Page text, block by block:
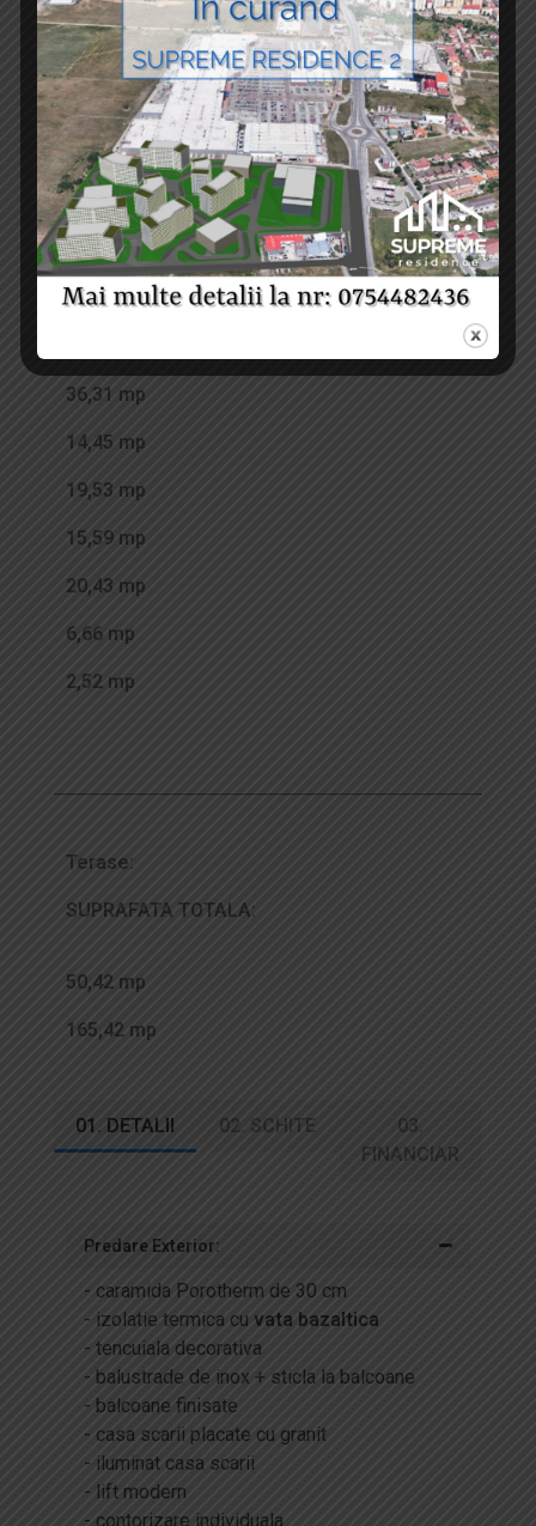
Dormitor 1:
Dormitor 2:
Dormitor 3:
Bucatarie:
Baie 1:
Baie 2:
36,31 mp
14,45 mp
19,53 mp
15,59 mp
20,43 mp
6,66 mp
2,52 mp
Terase:
SUPRAFATA TOTALA:
50,42 mp
165,42 mp
01. DETALII 02. SCHITE
03.
FINANCIAR
Predare Exterior:
- caramida Porotherm de 30 cm
- izolatie termica cu vata bazaltica
- tencuiala decorativa
- balustrade de inox + sticla la balcoane
- balcoane finisate
- casa scarii placate cu granit
- iluminat casa scarii
- lift modern
- contorizare individuala